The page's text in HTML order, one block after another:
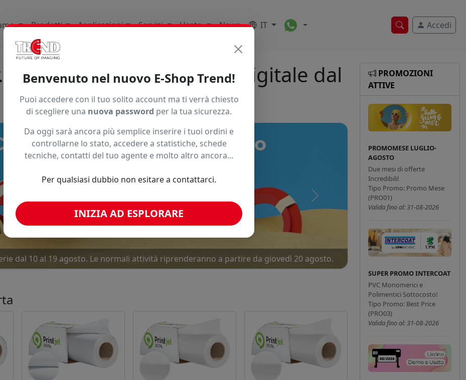
Ricerca veloce
Accedi
Prodotti Applicazioni Servizi Usato News IT Toggle Dropdown
Supporti per la stampa digitale dal
1997
dal 10 al 19 agosto. Le normali attività riprenderanno a partire da giovedì 20 agosto.
Nuove offerte Luglio-Agosto... Due mesi caldissimi. Approfittane!
Successivo
PROMOZIONI
ATTIVE
PROMOMESE LUGLIO-
AGOSTO
Due mesi di offerte
Incredibili!
Tipo Promo: Promo Mese
(PRO01)
Valida fino al: 31-08-2026
SUPER PROMO INTERCOAT
PVC Monomerici e
Polimentici Sottocosto!
Tipo Promo: Best Price
(PRO03)
Valida fino al: 31-08-2026
Benvenuto nel nuovo E-Shop Trend!
Puoi accedere con il tuo solito account ma ti verrà chiesto
di scegliere una nuova password per la tua sicurezza.
Da oggi sarà ancora più semplice inserire i tuoi ordini e
controllarne lo stato, accedere a statistiche, schede
tecniche, contatti del tuo agente e molto altro ancora...
Per qualsiasi dubbio non esitare a contattarci.
INIZIA AD ESPLORARE